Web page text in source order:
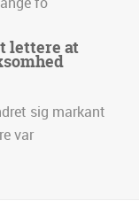
lettere at
sig markant
var